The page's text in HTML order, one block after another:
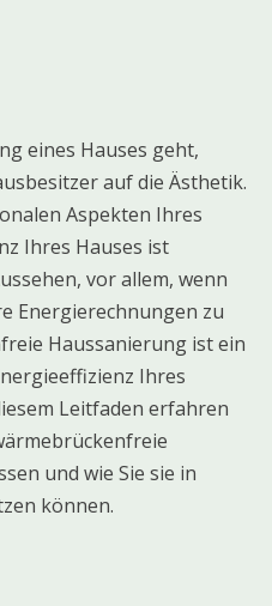
eines Hauses geht,
auf die Ästhetik.
Aspekten Ihres
Ihres Hauses ist
vor allem, wenn
Energierechnungen zu
Haussanierung ist ein
Ihres
Leitfaden erfahren
und wie Sie sie in
können.